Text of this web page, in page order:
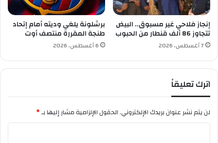
إنجاز فلاحي غير مسبوق.. البيض
تتجاوز 86 ألف قنطار من الحبوب
7 أغسطس، 2026
برشلونة يلغي وديته أمام إتحاد
طنجة المقررة منتصف أوت
6 أغسطس، 2026
اترك تعليقاً
لن يتم نشر عنوان بريدك الإلكتروني.الحقول الإلزامية مشار إليها بـ*